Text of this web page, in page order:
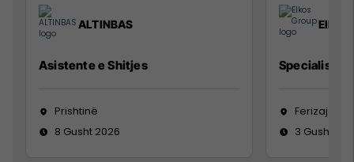
ALTINBAS
Asistente e Shitjes
Prishtinë
8 Gusht 2026
Elkos
Specialist
Ferizaj
3 Gusht